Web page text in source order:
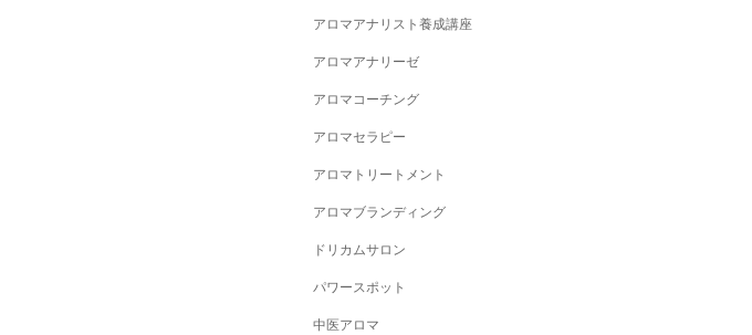
アロマアナリスト養成講座
アロマアナリーゼ
アロマコーチング
アロマセラピー
アロマトリートメント
アロマブランディング
ドリカムサロン
パワースポット
中医アロマ